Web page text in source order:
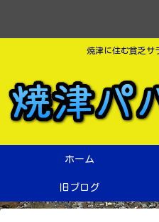
焼津に住む貧乏サ
ホーム
旧ブログ